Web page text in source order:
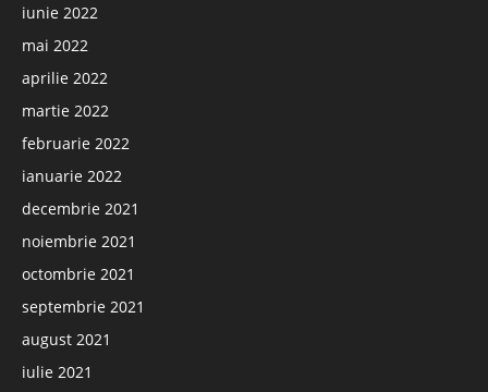
iunie 2022
mai 2022
aprilie 2022
martie 2022
februarie 2022
ianuarie 2022
decembrie 2021
noiembrie 2021
octombrie 2021
septembrie 2021
august 2021
iulie 2021